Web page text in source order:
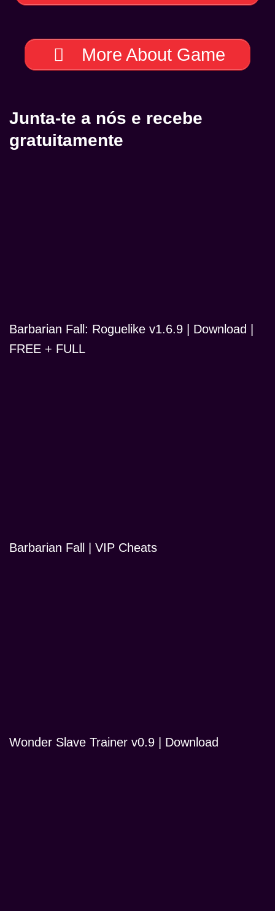
More About Game
Junta-te a nós e recebe
gratuitamente
Barbarian Fall: Roguelike v1.6.9 | Download |
FREE + FULL
Barbarian Fall | VIP Cheats
Wonder Slave Trainer v0.9 | Download